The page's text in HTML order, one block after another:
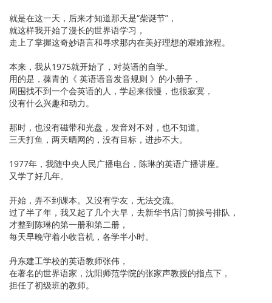
就是在这一天，后来才知道那天是“柴诞节”，
就这样我开始了漫长的世界语学习，
走上了掌握这奇妙语言和寻求那内在美好理想的艰难旅程。
本来，我从1975就开始了，对英语的自学。
用的是，葆青的《 英语语音发音规则 》的小册子，
周围找不到一个会英语的人，学起来很慢，也很寂寞，
没有什么兴趣和动力。
那时，也没有磁带和光盘，发音对不对，也不知道。
三天打鱼，两天晒网的，没有目标，进步不大。
1977年，我随中央人民广播电台，陈琳的英语广播讲座。
又学了好几年。
开始，弄不到课本。又没有学友，无法交流。
过了半了年，我又起了几个大早，去新华书店门前挨号排队，
才整到陈琳的第一册和第二册，
每天早晚守着小收音机，各学半小时。
丹东建工学校的英语教师张伟，
在著名的世界语家，沈阳师范学院的张家声教授的指点下，
担任了初级班的教师。